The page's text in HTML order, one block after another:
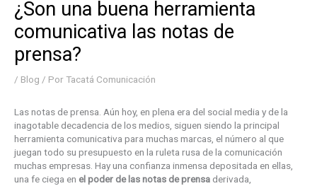
¿Son una buena herramienta
comunicativa las notas de
prensa?
/ Blog / PorTacatá Comunicación
Las notas de prensa. Aún hoy, en plena era del social media y de la
inagotable decadencia de los medios, siguen siendo la principal
herramienta comunicativa para muchas marcas, el número al que
juegan todo su presupuesto en la ruleta rusa de la comunicación
muchas empresas. Hay una confianza inmensa depositada en ellas,
una fe ciega en el poder de las notas de prensa derivada,